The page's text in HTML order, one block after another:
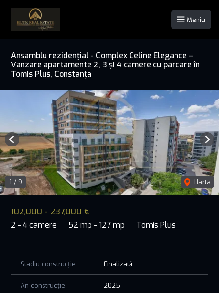
Meniu
Ansamblu rezidențial - Complex Celine Elegance –
Vanzare apartamente 2, 3 și 4 camere cu parcare în
Tomis Plus, Constanța
102,000 - 237,000 €
2 - 4 camere 52 mp - 127 mp Tomis Plus
1 / 9 Harta
Previous
Stadiu construcție Finalizată
An construcție 2025